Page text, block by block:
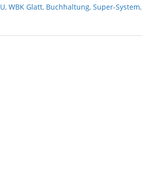
,WBK Glatt, Buchhaltung,Super-System,